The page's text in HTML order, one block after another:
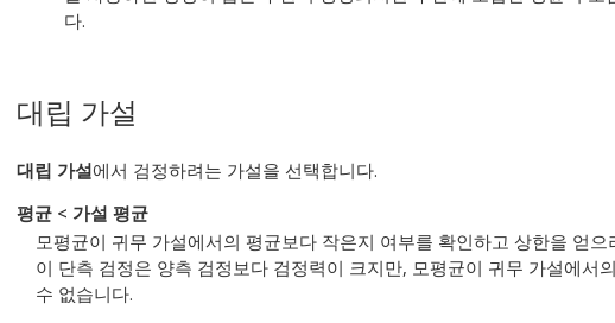
다.
대립 가설
대립 가설에서 검정하려는 가설을 선택합니다.
평균 < 가설 평균
모평균이 귀무 가설에서의 평균보다 작은지 여부를 확인하고 상한을 얻
이 단측 검정은 양측 검정보다 검정력이 크지만, 모평균이 귀무 가설에서
수 없습니다.